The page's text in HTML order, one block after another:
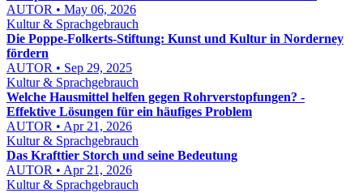
AUTOR • May 06, 2026
Kultur & Sprachgebrauch
Die Poppe-Folkerts-Stiftung: Kunst und Kultur in Norderney
fördern
AUTOR • Sep 29, 2025
Kultur & Sprachgebrauch
Welche Hausmittel helfen gegen Rohrverstopfungen? -
Effektive Lösungen für ein häufiges Problem
AUTOR • Apr 21, 2026
Kultur & Sprachgebrauch
Das Krafttier Storch und seine Bedeutung
AUTOR • Apr 21, 2026
Kultur & Sprachgebrauch